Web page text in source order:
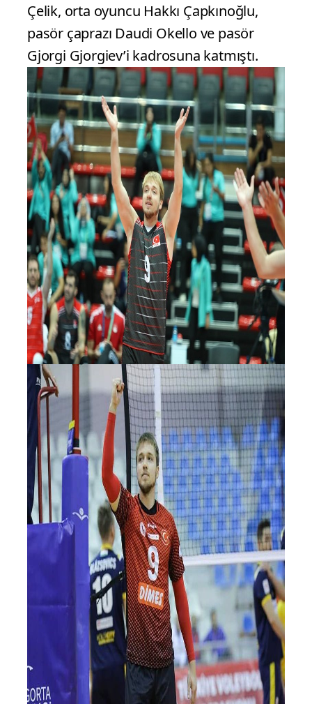
Çelik, orta oyuncu Hakkı Çapkınoğlu,
pasör çaprazı Daudi Okello ve pasör
Gjorgi Gjorgiev’i kadrosuna katmıştı.